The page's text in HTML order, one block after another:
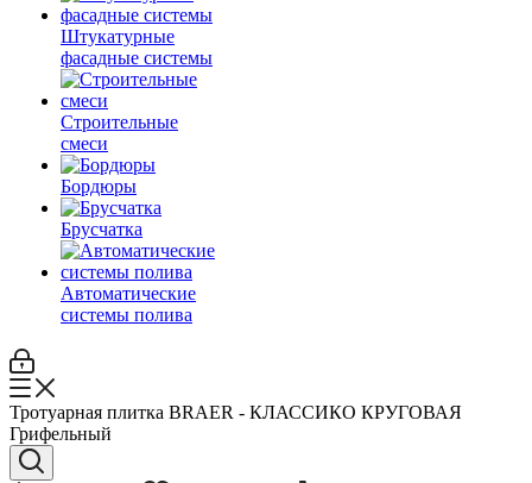
Штукатурные
фасадные системы
Строительные
смеси
Бордюры
Брусчатка
Автоматические
системы полива
Тротуарная плитка BRAER - КЛАССИКО КРУГОВАЯ
Грифельный